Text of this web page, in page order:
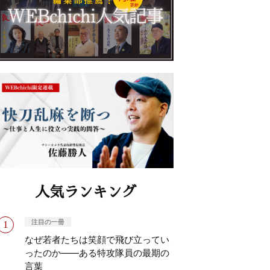
人気ランキング
注目の一冊
なぜ若者たちは笑顔で飛び立ってい
ったのか——ある特攻隊員の最期の
言葉